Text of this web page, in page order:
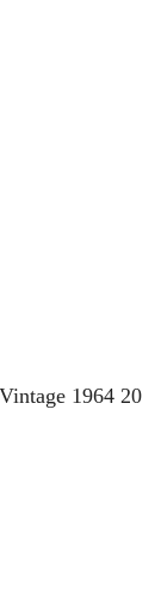
1964 20